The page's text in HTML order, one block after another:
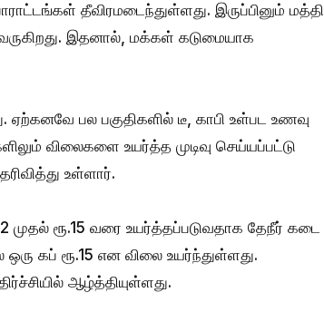
தீவிரமடைந்துள்ளது. இருப்பினும்
இதனால், மக்கள் கடுமையாக
ஏற்கனவே பல பகுதிகளில் டீ, காபி உள்பட உணவு
விலைகளை உயர்த்த முடிவு செய்யப்பட்டு
உள்ளார்.
ரூ.15 வரை உயர்த்தப்படுவதாக தேநீர் கடை
கப் ரூ.15 என விலை உயர்ந்துள்ளது.
ஆழ்த்தியுள்ளது.